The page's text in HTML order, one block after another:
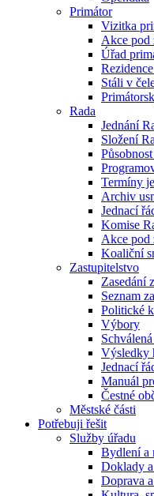
Primátor
Vizitka
Akce pod
Úřad
Stáli v
Rada
Jednání
Složení
Termíny
Archiv
Jednací
Komise
Akce pod
Koaliční
Zastupitelstvo
Zasedání
Seznam
Politické
Výbory
Výsledky
Jednací
Manuál
Čestné
Městské části
Potřebuji řešit
Služby úřadu
Bydlení a
Doklady
Doprava